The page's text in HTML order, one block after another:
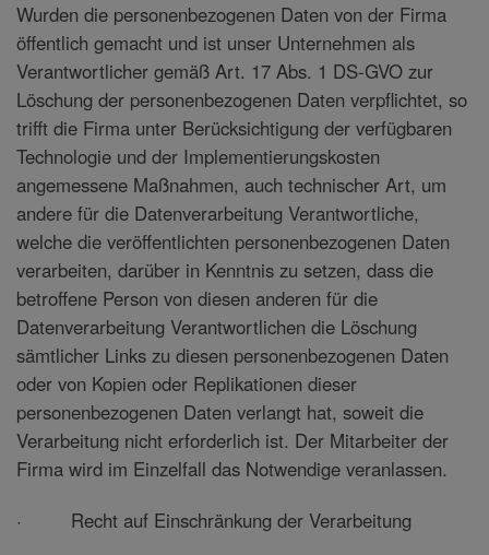
Wurden die personenbezogenen Daten von der Firma
öffentlich gemacht und ist unser Unternehmen als
Verantwortlicher gemäß Art. 17 Abs. 1 DS-GVO zur
Löschung der personenbezogenen Daten verpflichtet, so
trifft die Firma unter Berücksichtigung der verfügbaren
Technologie und der Implementierungskosten
angemessene Maßnahmen, auch technischer Art, um
andere für die Datenverarbeitung Verantwortliche,
welche die veröffentlichten personenbezogenen Daten
verarbeiten, darüber in Kenntnis zu setzen, dass die
betroffene Person von diesen anderen für die
Datenverarbeitung Verantwortlichen die Löschung
sämtlicher Links zu diesen personenbezogenen Daten
oder von Kopien oder Replikationen dieser
personenbezogenen Daten verlangt hat, soweit die
Verarbeitung nicht erforderlich ist. Der Mitarbeiter der
Firma wird im Einzelfall das Notwendige veranlassen.
· Recht auf Einschränkung der Verarbeitung